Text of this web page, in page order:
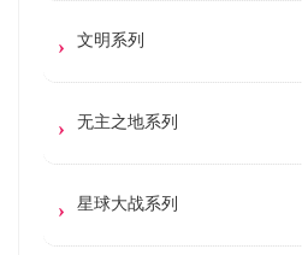
文明系列
无主之地系列
星球大战系列